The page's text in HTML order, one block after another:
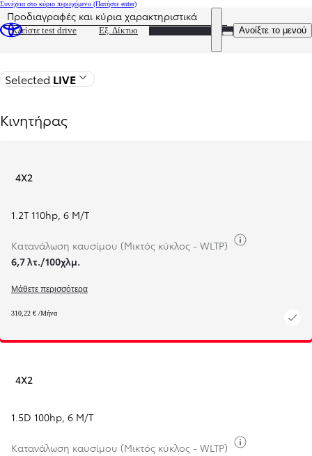
Συνέχεια στο κύριο περιεχόμενο (Πατήστε enter)
Κλείστε test drive Εξ. Δίκτυο
DEALER NAME
Ανοίξτε το μενού
Η τιμή ενημερώθηκε Η τιμή της διαμόρφωσής σας είναι 0
Προδιαγραφές και κύρια χαρακτηριστικά
Selected LIVE
Κινητήρας
4X2
1.2T 110hp, 6 M/T
Κατανάλωση καυσίμου (Μικτός κύκλος - WLTP)
6,7 λτ./100χλμ.
Μάθετε περισσότερα
310,22 € /Μήνα
4X2
1.5D 100hp, 6 M/T
Κατανάλωση καυσίμου (Μικτός κύκλος - WLTP)